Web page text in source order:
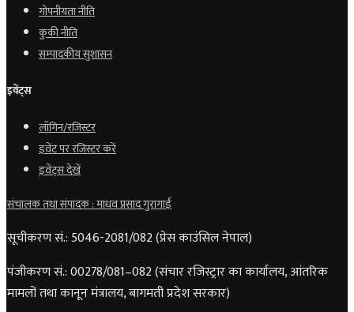
गोपनीयता नीति
कुकी नीति
सम्पादकीय सुशासन
इवेंट्स
लॉगिन/रजिस्टर
इवेंट पर रजिस्टर करें
इवेंट्स देखें
संचालक तथा संपादक : माधव प्रसाद गुरागाईं
सूचीकरण सं.: 5046-2081/082 (प्रेस काउंसिल नेपाल)
पंजीकरण सं.: 00278/081–082 (संचार रजिस्ट्रार का कार्यालय, आंतरिक
मामलों तथा कानून मंत्रालय, बागमती प्रदेश सरकार)